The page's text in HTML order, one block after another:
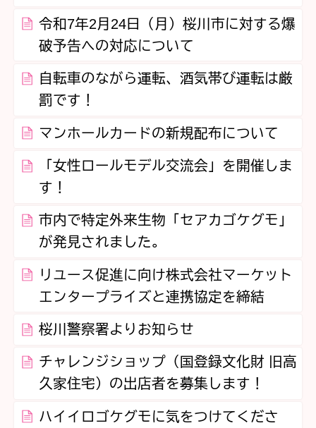
令和7年2月24日（月）桜川市に対する爆
破予告への対応について
自転車のながら運転、酒気帯び運転は厳
罰です！
マンホールカードの新規配布について
「女性ロールモデル交流会」を開催しま
す！
市内で特定外来生物「セアカゴケグモ」
が発見されました。
リユース促進に向け株式会社マーケット
エンタープライズと連携協定を締結
桜川警察署よりお知らせ
チャレンジショップ（国登録文化財 旧高
久家住宅）の出店者を募集します！
ハイイロゴケグモに気をつけてくださ